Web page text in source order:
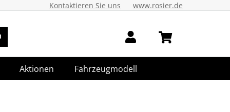
Kontaktieren Sie uns www.rosier.de
Aktionen Fahrzeugmodell